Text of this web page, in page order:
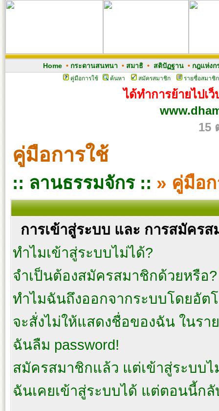
Home• กระดานสนทนา • สมาธิ• สติปัฏฐาน• กฎแห่งก
คู่มือการใช้ ค้นหา สมัครสมาชิก รายชื่อสมาชิก
ได้ทำการย้ายไปเ
15
คู่มือการใช้
:: ลานธรรมจักร :: » คู่มือ
การเข้าสู่ระบบ และ การสมัครส
ทำไมเข้าสู่ระบบไม่ได้?
จำเป็นต้องสมัครสมาชิกด้วยหรือ?
ทำไมฉันถึงออกจากระบบโดยอัต
จะสั่งไม่ให้แสดงชื่อของฉัน ในรา
ฉันลืม password!
สมัครสมาชิกแล้ว แต่เข้าสู่ระบบไ
ฉันเคยเข้าสู่ระบบได้ แต่ตอนนี้กลั